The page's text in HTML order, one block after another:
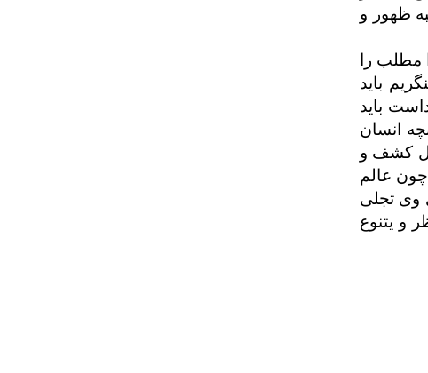
ظهور و
مطلب را
باید
باید
انسان
کشف و
عالم
وی تجلی
و یتنوع